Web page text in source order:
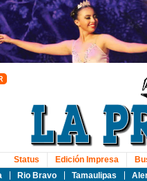
Rio Bravo Tamaulipas
Status Edición Impresa